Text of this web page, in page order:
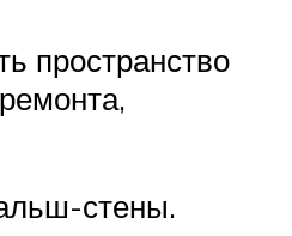
пространство
стены.